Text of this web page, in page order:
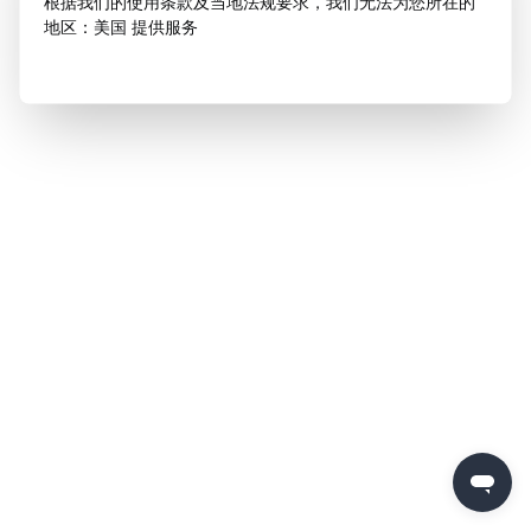
地区：美国 提供服务